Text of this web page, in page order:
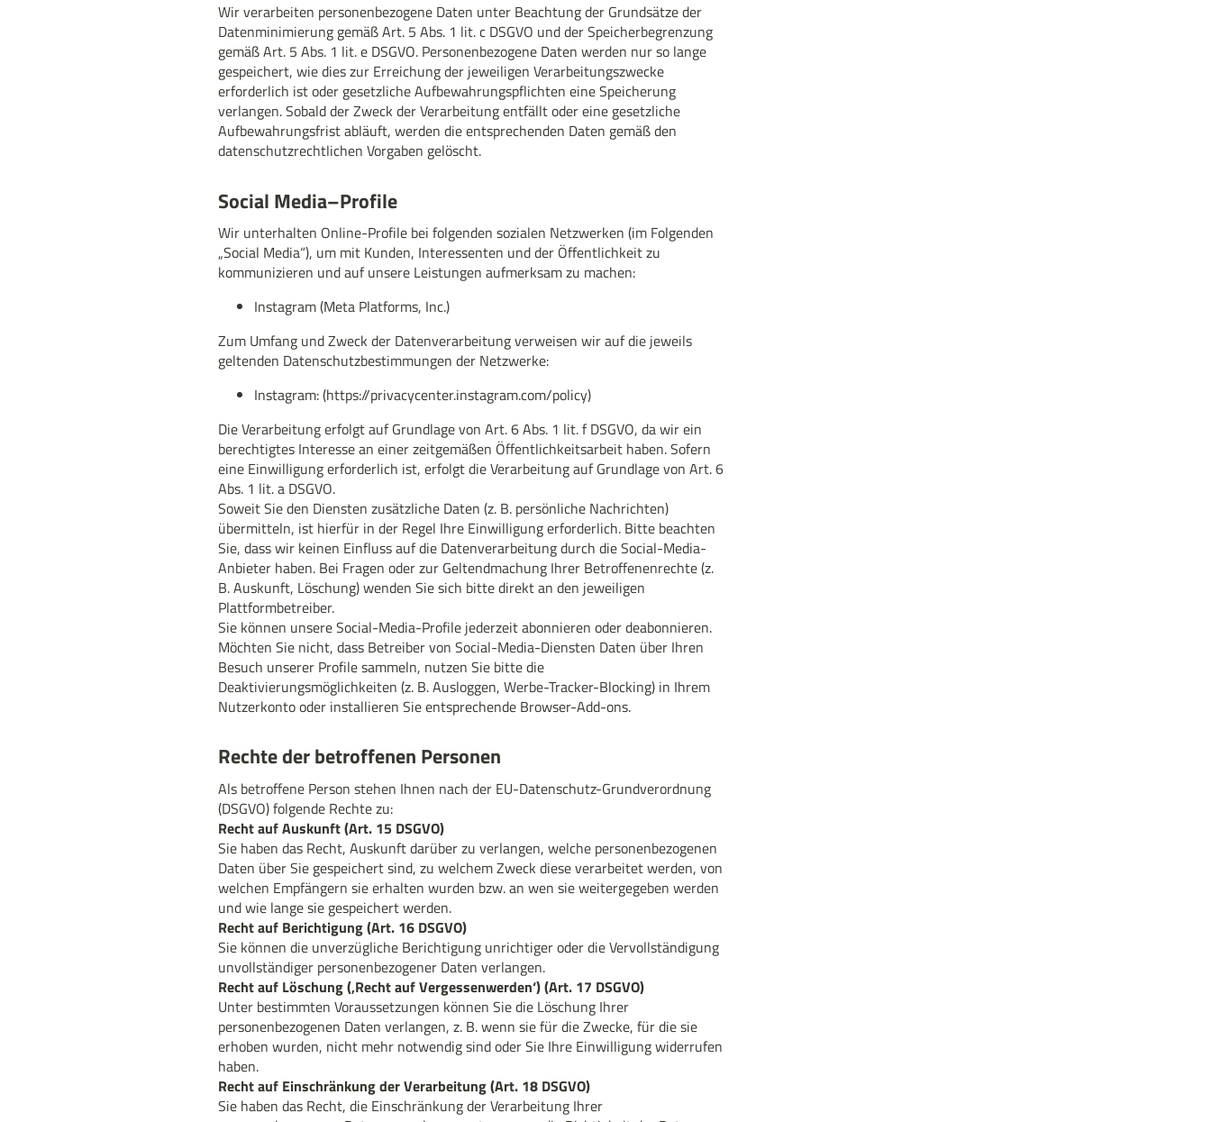
Wir verarbeiten personenbezogene Daten unter Beachtung der Grundsätze der
Datenminimierung gemäß Art. 5 Abs. 1 lit. c DSGVO und der Speicherbegrenzung
gemäß Art. 5 Abs. 1 lit. e DSGVO. Personenbezogene Daten werden nur so lange
gespeichert, wie dies zur Erreichung der jeweiligen Verarbeitungszwecke
erforderlich ist oder gesetzliche Aufbewahrungspflichten eine Speicherung
verlangen. Sobald der Zweck der Verarbeitung entfällt oder eine gesetzliche
Aufbewahrungsfrist abläuft, werden die entsprechenden Daten gemäß den
datenschutzrechtlichen Vorgaben gelöscht.
Social Media–Profile
Wir unterhalten Online-Profile bei folgenden sozialen Netzwerken (im Folgenden
„Social Media“), um mit Kunden, Interessenten und der Öffentlichkeit zu
kommunizieren und auf unsere Leistungen aufmerksam zu machen:
Instagram (Meta Platforms, Inc.)
Zum Umfang und Zweck der Datenverarbeitung verweisen wir auf die jeweils
geltenden Datenschutzbestimmungen der Netzwerke:
Instagram: (https://privacycenter.instagram.com/policy)
Die Verarbeitung erfolgt auf Grundlage von Art. 6 Abs. 1 lit. f DSGVO, da wir ein
berechtigtes Interesse an einer zeitgemäßen Öffentlichkeitsarbeit haben. Sofern
eine Einwilligung erforderlich ist, erfolgt die Verarbeitung auf Grundlage von Art. 6
Abs. 1 lit. a DSGVO.
Soweit Sie den Diensten zusätzliche Daten (z. B. persönliche Nachrichten)
übermitteln, ist hierfür in der Regel Ihre Einwilligung erforderlich. Bitte beachten
Sie, dass wir keinen Einfluss auf die Datenverarbeitung durch die Social-Media-
Anbieter haben. Bei Fragen oder zur Geltendmachung Ihrer Betroffenenrechte (z.
B. Auskunft, Löschung) wenden Sie sich bitte direkt an den jeweiligen
Plattformbetreiber.
Sie können unsere Social-Media-Profile jederzeit abonnieren oder deabonnieren.
Möchten Sie nicht, dass Betreiber von Social-Media-Diensten Daten über Ihren
Besuch unserer Profile sammeln, nutzen Sie bitte die
Deaktivierungsmöglichkeiten (z. B. Ausloggen, Werbe-Tracker-Blocking) in Ihrem
Nutzerkonto oder installieren Sie entsprechende Browser-Add-ons.
Rechte der betroffenen Personen
Als betroffene Person stehen Ihnen nach der EU-Datenschutz-Grundverordnung
(DSGVO) folgende Rechte zu:
Recht auf Auskunft (Art. 15 DSGVO)
Sie haben das Recht, Auskunft darüber zu verlangen, welche personenbezogenen
Daten über Sie gespeichert sind, zu welchem Zweck diese verarbeitet werden, von
welchen Empfängern sie erhalten wurden bzw. an wen sie weitergegeben werden
und wie lange sie gespeichert werden.
Recht auf Berichtigung (Art. 16 DSGVO)
Sie können die unverzügliche Berichtigung unrichtiger oder die Vervollständigung
unvollständiger personenbezogener Daten verlangen.
Recht auf Löschung (‚Recht auf Vergessenwerden‘) (Art. 17 DSGVO)
Unter bestimmten Voraussetzungen können Sie die Löschung Ihrer
personenbezogenen Daten verlangen, z. B. wenn sie für die Zwecke, für die sie
erhoben wurden, nicht mehr notwendig sind oder Sie Ihre Einwilligung widerrufen
haben.
Recht auf Einschränkung der Verarbeitung (Art. 18 DSGVO)
Sie haben das Recht, die Einschränkung der Verarbeitung Ihrer